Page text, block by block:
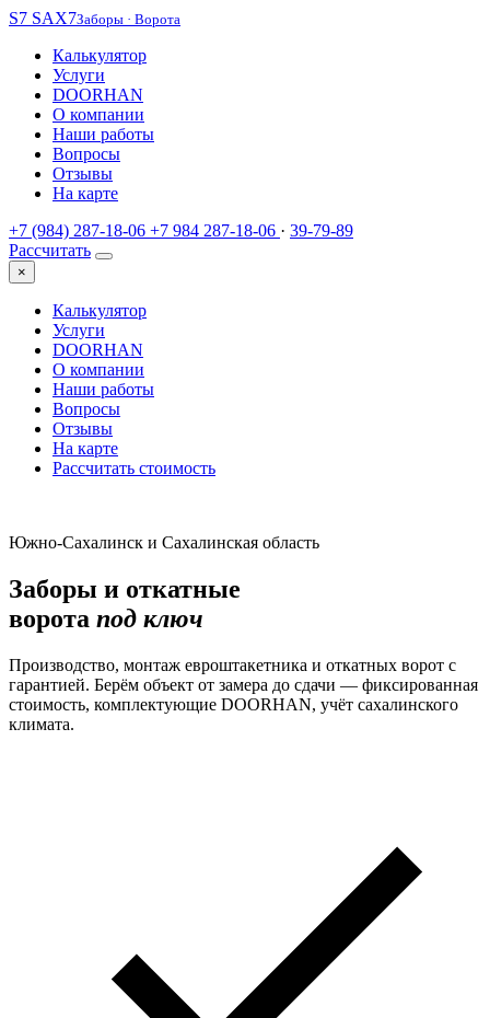
S7 SAX7Заборы · Ворота
Калькулятор
Услуги
DOORHAN
О компании
Наши работы
Вопросы
Отзывы
На карте
+7 (984) 287-18-06 +7 984 287-18-06 · 39-79-89
Рассчитать
×
Калькулятор
Услуги
DOORHAN
О компании
Наши работы
Вопросы
Отзывы
На карте
Рассчитать стоимость
Южно-Сахалинск и Сахалинская область
Заборы и откатные
ворота под ключ
Производство, монтаж евроштакетника и откатных ворот с
гарантией. Берём объект от замера до сдачи — фиксированная
стоимость, комплектующие DOORHAN, учёт сахалинского
климата.